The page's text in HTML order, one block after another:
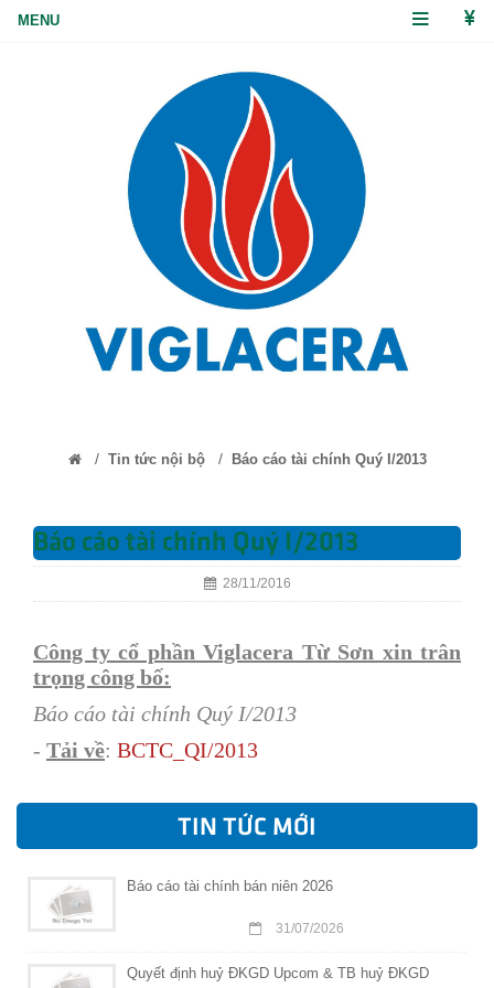
/ Tin tức nội bộ/ Báo cáo tài chính Quý I/2013
Báo cáo tài chính Quý I/2013
28/11/2016
Công ty cổ phần Viglacera Từ Sơn xin trân
trọng công bố:
Báo cáo tài chính Quý I/2013
- Tải về: BCTC_QI/2013
TIN TỨC MỚI
Báo cáo tài chính bán niên 2026
31/07/2026
Quyết định huỷ ĐKGD Upcom & TB huỷ ĐKGD